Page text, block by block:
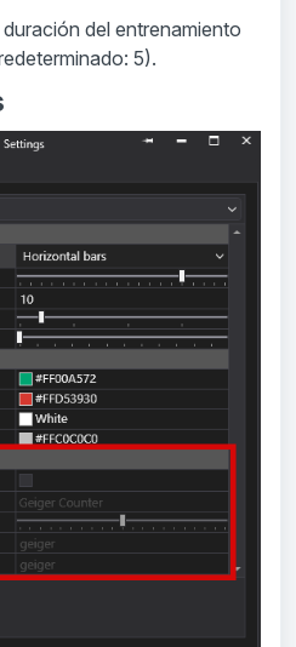
del entrenamiento
5).